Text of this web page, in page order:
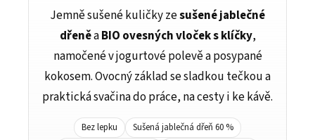
Jemně sušené kuličky zesušené jablečné
dřeněaBIO ovesných vloček s klíčky,
namočené v jogurtové polevě a posypané
kokosem. Ovocný základ se sladkou tečkou a
praktická svačina do práce, na cesty i ke kávě.
Bez lepku
Sušená jablečná dřeň 60 %